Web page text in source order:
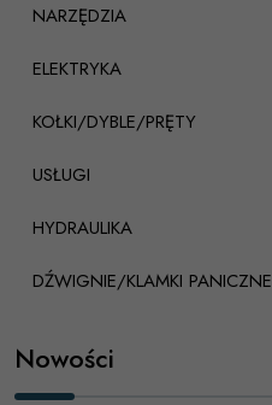
NARZĘDZIA
ELEKTRYKA
KOŁKI/DYBLE/PRĘTY
USŁUGI
HYDRAULIKA
DŹWIGNIE/KLAMKI PANICZNE
Nowości